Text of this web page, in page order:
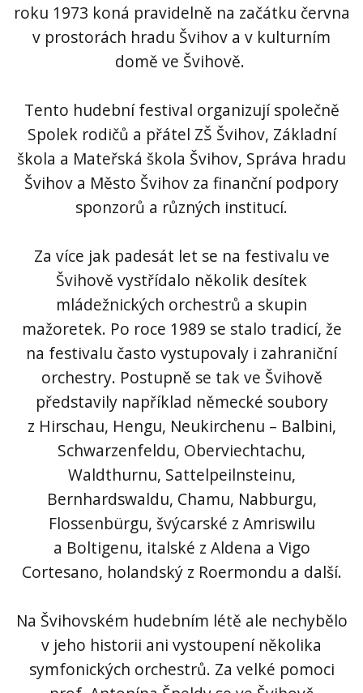
roku 1973 koná pravidelně na začátku června
v prostorách hradu Švihov a v kulturním
domě ve Švihově.
Tento hudební festival organizují společně
Spolek rodičů a přátel ZŠ Švihov, Základní
škola a Mateřská škola Švihov, Správa hradu
Švihov a Město Švihov za finanční podpory
sponzorů a různých institucí.
Za více jak padesát let se na festivalu ve
Švihově vystřídalo několik desítek
mládežnických orchestrů a skupin
mažoretek. Po roce 1989 se stalo tradicí, že
na festivalu často vystupovaly i zahraniční
orchestry. Postupně se tak ve Švihově
představily například německé soubory
z Hirschau, Hengu, Neukirchenu – Balbini,
Schwarzenfeldu, Oberviechtachu,
Waldthurnu, Sattelpeilnsteinu,
Bernhardswaldu, Chamu, Nabburgu,
Flossenbürgu, švýcarské z Amriswilu
a Boltigenu, italské z Aldena a Vigo
Cortesano, holandský z Roermondu a další.
Na Švihovském hudebním létě ale nechybělo
v jeho historii ani vystoupení několika
symfonických orchestrů. Za velké pomoci